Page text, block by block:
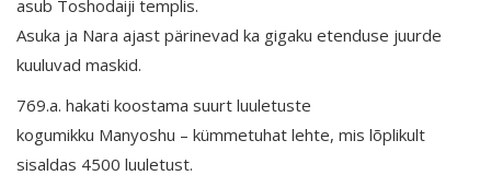
asub Toshodaiji templis.
Asuka ja Nara ajast pärinevad ka gigaku etenduse juurde
kuuluvad maskid.
769.a. hakati koostama suurt luuletuste
kogumikku Manyoshu – kümmetuhat lehte, mis lõplikult
sisaldas 4500 luuletust.